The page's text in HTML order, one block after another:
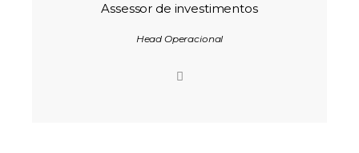
Assessor de investimentos
Head Operacional